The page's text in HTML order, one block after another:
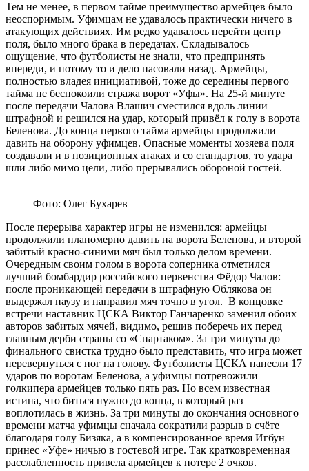
Тем не менее, в первом тайме преимущество армейцев было
неоспоримым. Уфимцам не удавалось практически ничего в
атакующих действиях. Им редко удавалось перейти центр
поля, было много брака в передачах. Складывалось
ощущение, что футболисты не знали, что предпринять
впереди, и потому то и дело пасовали назад. Армейцы,
полностью владея инициативой, тоже до середины первого
тайма не беспокоили стража ворот «Уфы». На 25-й минуте
после передачи Чалова Влашич сместился вдоль линии
штрафной и решился на удар, который привёл к голу в ворота
Беленова. До конца первого тайма армейцы продолжили
давить на оборону уфимцев. Опасные моменты хозяева поля
создавали и в позиционных атаках и со стандартов, то удара
шли либо мимо цели, либо прерывались обороной гостей.
Фото: Олег Бухарев
После перерыва характер игры не изменился: армейцы
продолжили планомерно давить на ворота Беленова, и второй
забитый красно-синими мяч был только делом времени.
Очередным своим голом в ворота соперника отметился
лучший бомбардир российского первенства Фёдор Чалов:
после проникающей передачи в штрафную Облякова он
выдержал паузу и направил мяч точно в угол. В концовке
встречи наставник ЦСКА Виктор Ганчаренко заменил обоих
авторов забитых мячей, видимо, решив поберечь их перед
главным дерби страны со «Спартаком». За три минуты до
финального свистка трудно было представить, что игра может
перевернуться с ног на голову. Футболисты ЦСКА нанесли 17
ударов по воротам Беленова, а уфимцы потревожили
голкипера армейцев только пять раз. Но всем известная
истина, что биться нужно до конца, в который раз
воплотилась в жизнь. За три минуты до окончания основного
времени матча уфимцы сначала сократили разрыв в счёте
благодаря голу Бизяка, а в компенсированное время Игбун
принес «Уфе» ничью в гостевой игре. Так кратковременная
расслабленность привела армейцев к потере 2 очков.